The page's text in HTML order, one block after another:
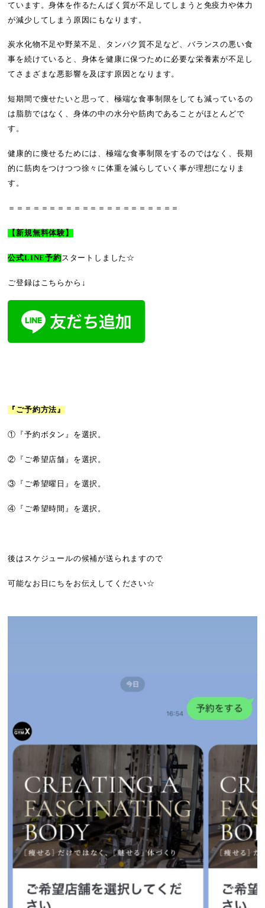
ています。身体を作るたんぱく質が不足してしまうと免疫力や体力
が減少してしまう原因にもなります。
炭水化物不足や野菜不足、タンパク質不足など、バランスの悪い食
事を続けていると、身体を健康に保つために必要な栄養素が不足し
てさまざまな悪影響を及ぼす原因となります。
短期間で痩せたいと思って、極端な食事制限をしても減っているの
は脂肪ではなく、身体の中の水分や筋肉であることがほとんどで
す。
健康的に痩せるためには、極端な食事制限をするのではなく、長期
的に筋肉をつけつつ徐々に体重を減らしていく事が理想になりま
す。
＝＝＝＝＝＝＝＝＝＝＝＝＝＝＝＝＝＝＝＝＝
【新規無料体験】
公式LINE予約 スタートしました☆
ご登録はこちらから↓
『ご予約方法』
①『予約ボタン』を選択。
②『ご希望店舗』を選択。
③『ご希望曜日』を選択。
④『ご希望時間』を選択。
後はスケジュールの候補が送られますので
可能なお日にちをお伝えしてください☆